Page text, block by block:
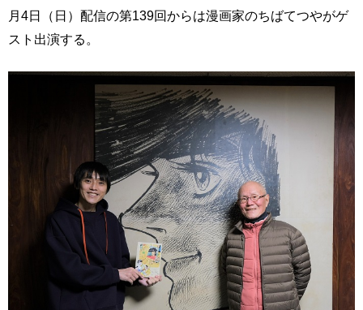
月4日（日）配信の第139回からは漫画家のちばてつやがゲ
スト出演する。